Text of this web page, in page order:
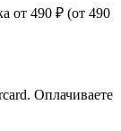
от 490 ₽ (от 490
Оплачиваете